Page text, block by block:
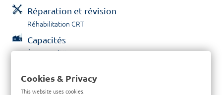
Réparation et révision
Réhabilitation CRT
Capacités
À propos / Historique
Contactez nous
Cookies & Privacy
This website uses cookies.